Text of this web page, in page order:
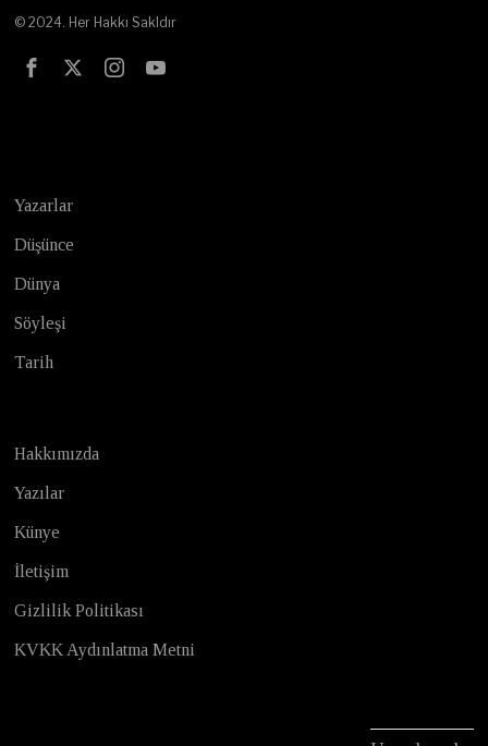
© 2024. Her Hakkı Sakldır
Yazarlar
Düşünce
Dünya
Söyleşi
Tarih
Hakkımızda
Yazılar
Künye
İletişim
Gizlilik Politikası
KVKK Aydınlatma Metni